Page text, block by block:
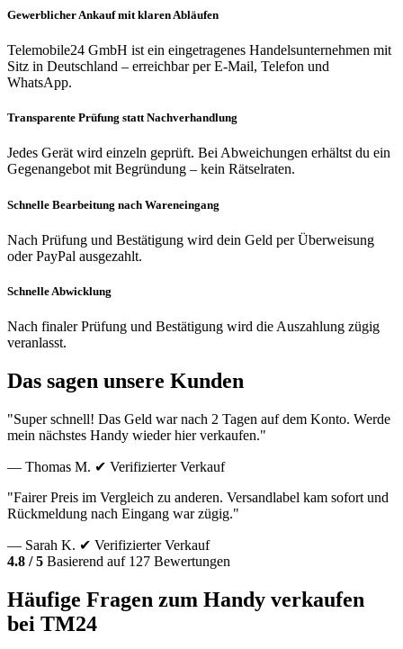
Gewerblicher Ankauf mit klaren Abläufen
Telemobile24 GmbH ist ein eingetragenes Handelsunternehmen mit
Sitz in Deutschland – erreichbar per E-Mail, Telefon und
WhatsApp.
Transparente Prüfung statt Nachverhandlung
Jedes Gerät wird einzeln geprüft. Bei Abweichungen erhältst du ein
Gegenangebot mit Begründung – kein Rätselraten.
Schnelle Bearbeitung nach Wareneingang
Nach Prüfung und Bestätigung wird dein Geld per Überweisung
oder PayPal ausgezahlt.
Schnelle Abwicklung
Nach finaler Prüfung und Bestätigung wird die Auszahlung zügig
veranlasst.
Das sagen unsere Kunden
"Super schnell! Das Geld war nach 2 Tagen auf dem Konto. Werde
mein nächstes Handy wieder hier verkaufen."
— Thomas M. ✔ Verifizierter Verkauf
"Fairer Preis im Vergleich zu anderen. Versandlabel kam sofort und
Rückmeldung nach Eingang war zügig."
— Sarah K. ✔ Verifizierter Verkauf
4.8 / 5 Basierend auf 127 Bewertungen
Häufige Fragen zum Handy verkaufen
bei TM24